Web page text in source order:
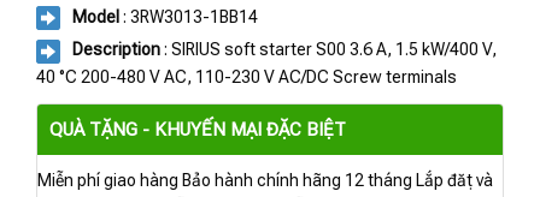
Model : 3RW3013-1BB14
Description: SIRIUS soft starter S00 3.6 A, 1.5 kW/400 V,
40 °C 200-480 V AC, 110-230 V AC/DC Screw terminals
QUÀ TẶNG - KHUYẾN MẠI ĐẶC BIỆT
Miễn phí giao hàng Bảo hành chính hãng 12 tháng Lắp đặt và